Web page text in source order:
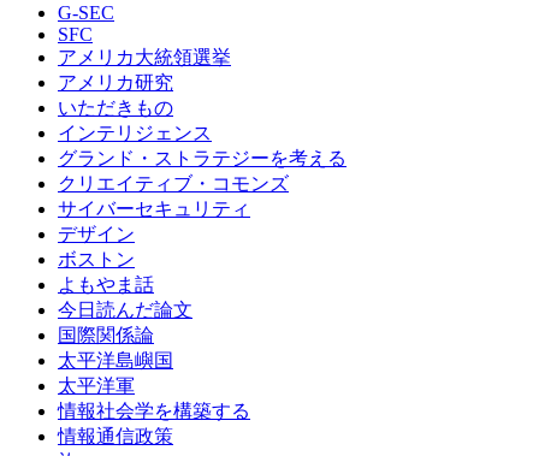
G-SEC
SFC
アメリカ大統領選挙
アメリカ研究
いただきもの
インテリジェンス
グランド・ストラテジーを考える
クリエイティブ・コモンズ
サイバーセキュリティ
デザイン
ボストン
よもやま話
今日読んだ論文
国際関係論
太平洋島嶼国
太平洋軍
情報社会学を構築する
情報通信政策